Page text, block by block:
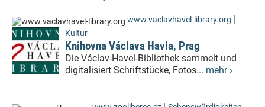
www.vaclavhavel-library.org |
Kultur
Knihovna Václava Havla, Prag
Die Václav-Havel-Bibliothek sammelt und
digitalisiert Schriftstücke, Fotos... mehr ›